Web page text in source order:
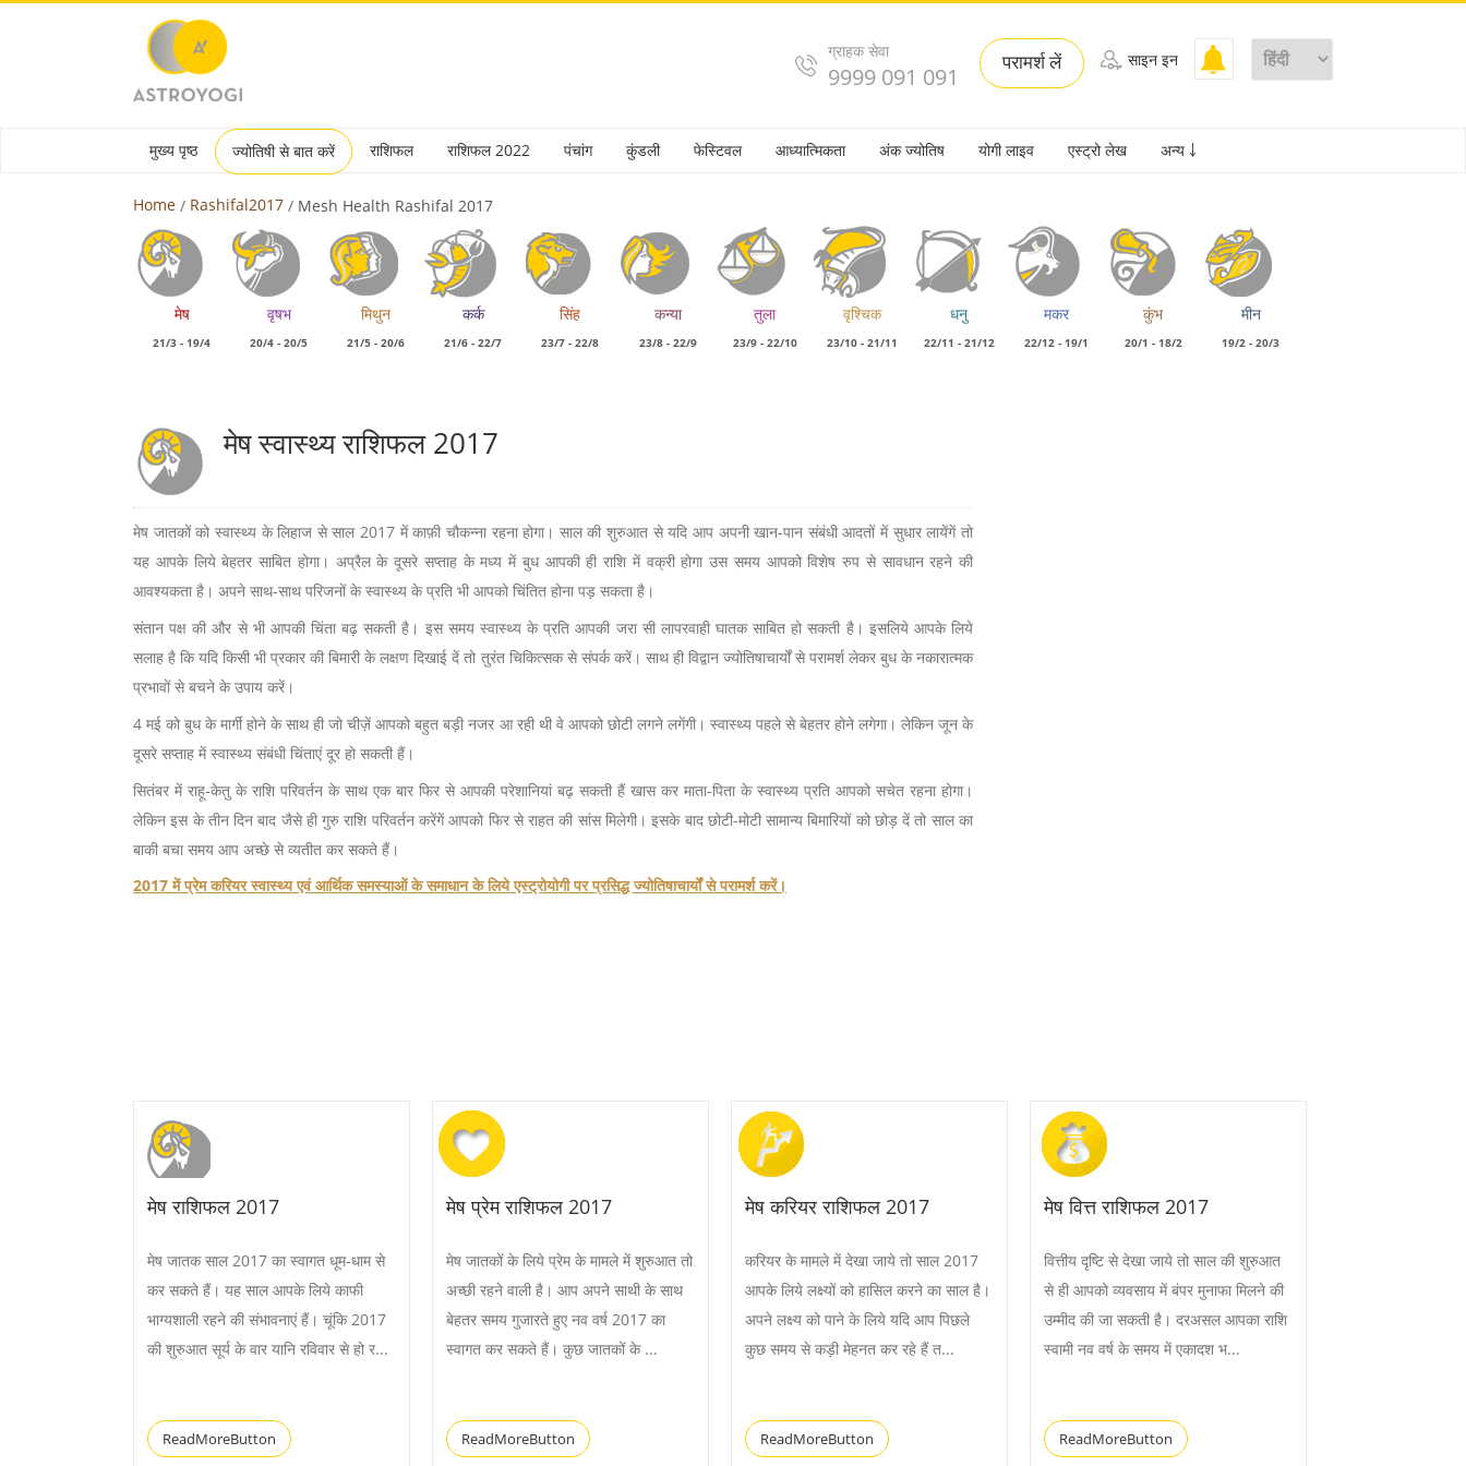
ग्राहक सेवा
9999 091 091
परामर्श लें साइन इन
मुख्य पृष्ठ ज्योतिषी से बात करें राशिफल राशिफल 2022 पंचांग कुंडली फेस्टिवल आध्यात्मिकता अंक ज्योतिष योगी लाइव एस्ट्रो लेख अन्य ￬
Home Rashifal2017 Mesh Health Rashifal 2017
मेष
21/3 - 19/4
वृषभ
20/4 - 20/5
मिथुन
21/5 - 20/6
कर्क
21/6 - 22/7
सिंह
23/7 - 22/8
कन्या
23/8 - 22/9
तुला
23/9 - 22/10
वृश्चिक
23/10 - 21/11
धनु
22/11 - 21/12
मकर
22/12 - 19/1
कुंभ
20/1 - 18/2
मीन
19/2 - 20/3
मेष स्वास्थ्य राशिफल 2017
मेष जातकों को स्वास्थ्य के लिहाज से साल 2017 में काफ़ी चौकन्ना रहना होगा। साल की शुरुआत से यदि आप अपनी खान-पान संबंधी आदतों में सुधार लायेंगें तो
यह आपके लिये बेहतर साबित होगा। अप्रैल के दूसरे सप्ताह के मध्य में बुध आपकी ही राशि में वक्री होगा उस समय आपको विशेष रुप से सावधान रहने की
आवश्यकता है। अपने साथ-साथ परिजनों के स्वास्थ्य के प्रति भी आपको चिंतित होना पड़ सकता है।
संतान पक्ष की और से भी आपकी चिंता बढ़ सकती है। इस समय स्वास्थ्य के प्रति आपकी जरा सी लापरवाही घातक साबित हो सकती है। इसलिये आपके लिये
सलाह है कि यदि किसी भी प्रकार की बिमारी के लक्षण दिखाई दें तो तुरंत चिकित्सक से संपर्क करें। साथ ही विद्वान ज्योतिषाचार्यों से परामर्श लेकर बुध के नकारात्मक
प्रभावों से बचने के उपाय करें।
4 मई को बुध के मार्गी होने के साथ ही जो चीज़ें आपको बहुत बड़ी नजर आ रही थी वे आपको छोटी लगने लगेंगी। स्वास्थ्य पहले से बेहतर होने लगेगा। लेकिन जून के
दूसरे सप्ताह में स्वास्थ्य संबंधी चिंताएं दूर हो सकती हैं।
सितंबर में राहू-केतु के राशि परिवर्तन के साथ एक बार फिर से आपकी परेशानियां बढ़ सकती हैं खास कर माता-पिता के स्वास्थ्य प्रति आपको सचेत रहना होगा।
लेकिन इस के तीन दिन बाद जैसे ही गुरु राशि परिवर्तन करेंगें आपको फिर से राहत की सांस मिलेगी। इसके बाद छोटी-मोटी सामान्य बिमारियों को छोड़ दें तो साल का
बाकी बचा समय आप अच्छे से व्यतीत कर सकते हैं।
2017 में प्रेम करियर स्वास्थ्य एवं आर्थिक समस्याओं के समाधान के लिये एस्ट्रोयोगी पर प्रसिद्ध ज्योतिषाचार्यों से परामर्श करें।
मेष राशिफल 2017
मेष जातक साल 2017 का स्वागत धूम-धाम से
कर सकते हैं। यह साल आपके लिये काफी
भाग्यशाली रहने की संभावनाएं हैं। चूंकि 2017
की शुरुआत सूर्य के वार यानि रविवार से हो र...
ReadMoreButton
मेष प्रेम राशिफल 2017
मेष जातकों के लिये प्रेम के मामले में शुरुआत तो
अच्छी रहने वाली है। आप अपने साथी के साथ
बेहतर समय गुजारते हुए नव वर्ष 2017 का
स्वागत कर सकते हैं। कुछ जातकों के ...
ReadMoreButton
मेष करियर राशिफल 2017
करियर के मामले में देखा जाये तो साल 2017
आपके लिये लक्ष्यों को हासिल करने का साल है।
अपने लक्ष्य को पाने के लिये यदि आप पिछले
कुछ समय से कड़ी मेहनत कर रहे हैं त...
ReadMoreButton
मेष वित्त राशिफल 2017
वित्तीय दृष्टि से देखा जाये तो साल की शुरुआत
से ही आपको व्यवसाय में बंपर मुनाफा मिलने की
उम्मीद की जा सकती है। दरअसल आपका राशि
स्वामी नव वर्ष के समय में एकादश भ...
ReadMoreButton